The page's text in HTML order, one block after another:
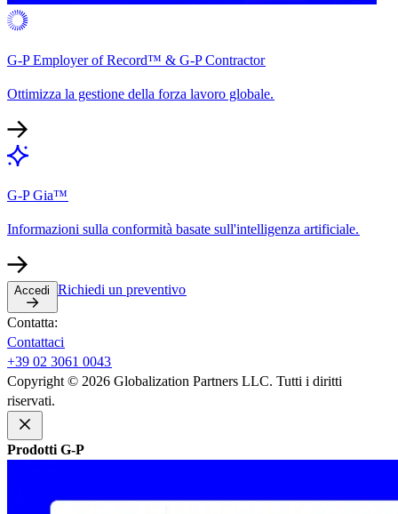
G-P Employer of Record™ & G-P Contractor​​
Ottimizza la gestione della forza lavoro globale.​​
G-P Gia™​​
Informazioni sulla conformità basate sull'intelligenza artificiale.​​
Accedi​​ Richiedi un preventivo​​
Contatta:​​
Contattaci​​
+39 02 3061 0043​​
Copyright © 2026 Globalization Partners LLC. Tutti i diritti
riservati.​​
Prodotti G-P​​